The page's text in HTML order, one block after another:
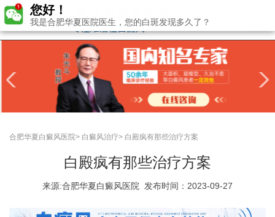
合肥华夏白癜风医院> 白癜风治疗> 白殿疯有那些治疗方案
白殿疯有那些治疗方案
来源:合肥华夏白癜风医院 发布时间：2023-09-27
您好！
我是合肥华夏医院医生，您的白斑发现多久了？